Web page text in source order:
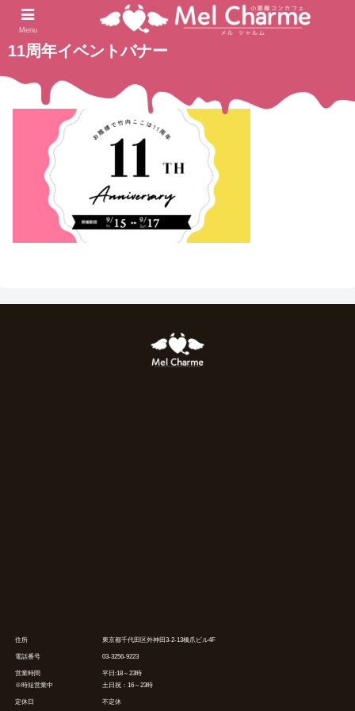
ホーム
11周年イベントバナー
2023.08.18
住所 東京都千代田区外神田3-2-13橋爪ビル4F
電話番号 03-3256-9223
営業時間
※時短営業中
平日:18～23時
土日祝：16～23時
定休日 不定休
Menu